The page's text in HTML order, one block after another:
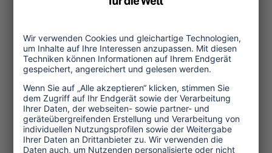
geht so ein Eintauchen in das
nicht.
Nur einer fährt mit dem Auto zur
"Schlemmeralm". Der Wirt. Täglich frisch
kommt er vom Großmarkt. Mit der
Milch und dem Fleisch und dem Salat.
Und den frischen Steinpilzen aus
Südafrika.